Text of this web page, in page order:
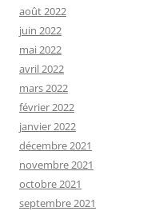
août 2022
juin 2022
mai 2022
avril 2022
mars 2022
février 2022
janvier 2022
décembre 2021
novembre 2021
octobre 2021
septembre 2021